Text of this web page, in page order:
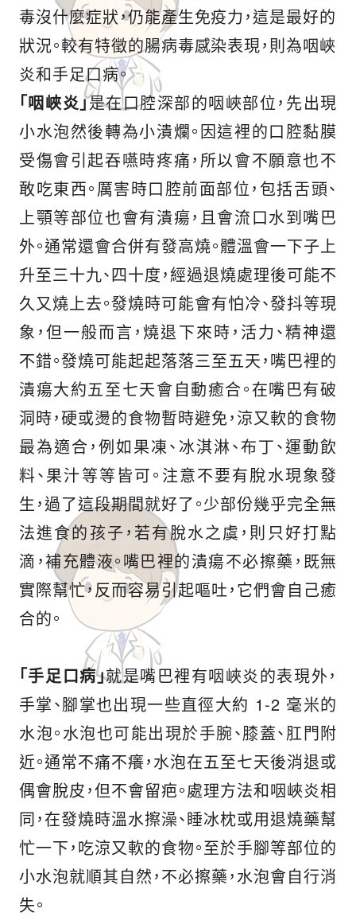
毒沒什麼症狀，仍能產生免疫力，這是最好的
狀況。較有特徵的腸病毒感染表現，則為咽峽
炎和手足口病。
「咽峽炎」是在口腔深部的咽峽部位，先出現
小水泡然後轉為小潰爛。因這裡的口腔黏膜
受傷會引起吞嚥時疼痛，所以會不願意也不
敢吃東西。厲害時口腔前面部位，包括舌頭、
上顎等部位也會有潰瘍，且會流口水到嘴巴
外。通常還會合併有發高燒。體溫會一下子上
升至三十九、四十度，經過退燒處理後可能不
久又燒上去。發燒時可能會有怕冷、發抖等現
象，但一般而言，燒退下來時，活力、精神還
不錯。發燒可能起起落落三至五天，嘴巴裡的
潰瘍大約五至七天會自動癒合。在嘴巴有破
洞時，硬或燙的食物暫時避免，涼又軟的食物
最為適合，例如果凍、冰淇淋、布丁、運動飲
料、果汁等等皆可。注意不要有脫水現象發
生，過了這段期間就好了。少部份幾乎完全無
法進食的孩子，若有脫水之虞，則只好打點
滴，補充體液。嘴巴裡的潰瘍不必擦藥，既無
實際幫忙，反而容易引起嘔吐，它們會自己癒
合的。
「手足口病」就是嘴巴裡有咽峽炎的表現外，
手掌、腳掌也出現一些直徑大約 1-2 毫米的
水泡。水泡也可能出現於手腕、膝蓋、肛門附
近。通常不痛不癢，水泡在五至七天後消退或
偶會脫皮，但不會留疤。處理方法和咽峽炎相
同，在發燒時溫水擦澡、睡冰枕或用退燒藥幫
忙一下，吃涼又軟的食物。至於手腳等部位的
小水泡就順其自然，不必擦藥，水泡會自行消
失。